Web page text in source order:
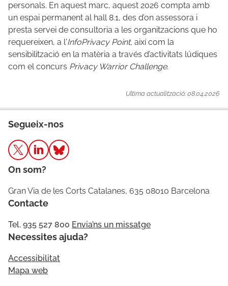
personals. En aquest marc, aquest 2026 compta amb
un espai permanent al hall 8.1, des d’on assessora i
presta servei de consultoria a les organitzacions que ho
requereixen, a l'InfoPrivacy Point, així com la
sensibilització en la matèria a través d’activitats lúdiques
com el concurs Privacy Warrior Challenge.
Ultima actualització: 08.04.2026
Segueix-nos
On som?
Gran Via de les Corts Catalanes, 635 08010 Barcelona
Contacte
Tel. 935 527 800 Envia’ns un missatge
Necessites ajuda?
Accessibilitat
Mapa web